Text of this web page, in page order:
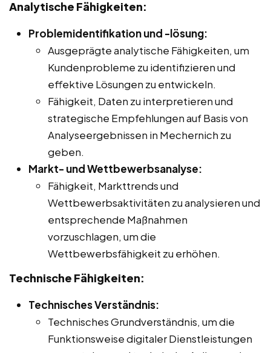
Analytische Fähigkeiten:
Problemidentifikation und -lösung:
Ausgeprägte analytische Fähigkeiten, um
Kundenprobleme zu identifizieren und
effektive Lösungen zu entwickeln.
Fähigkeit, Daten zu interpretieren und
strategische Empfehlungen auf Basis von
Analyseergebnissen in Mechernich zu
geben.
Markt- und Wettbewerbsanalyse:
Fähigkeit, Markttrends und
Wettbewerbsaktivitäten zu analysieren und
entsprechende Maßnahmen
vorzuschlagen, um die
Wettbewerbsfähigkeit zu erhöhen.
Technische Fähigkeiten:
Technisches Verständnis:
Technisches Grundverständnis, um die
Funktionsweise digitaler Dienstleistungen